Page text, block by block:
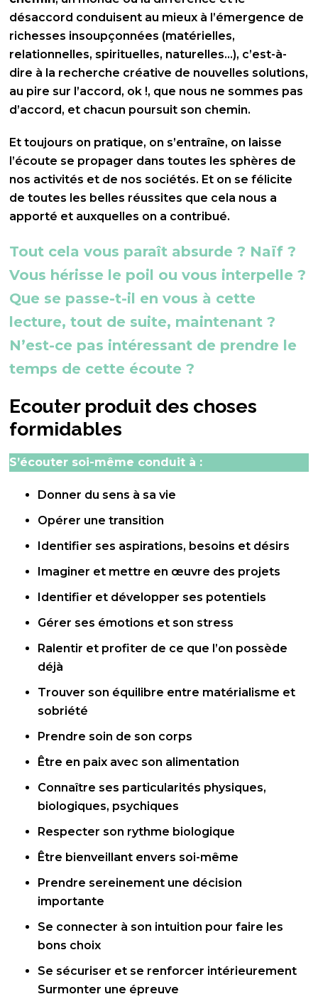
désaccord conduisent au mieux à l’émergence de
richesses insoupçonnées (matérielles,
relationnelles, spirituelles, naturelles…), c’est-à-
dire à la recherche créative de nouvelles solutions,
au pire sur l’accord, ok !, que nous ne sommes pas
d’accord, et chacun poursuit son chemin.
Et toujours on pratique, on s’entraîne, on laisse
l’écoute se propager dans toutes les sphères de
nos activités et de nos sociétés. Et on se félicite
de toutes les belles réussites que cela nous a
apporté et auxquelles on a contribué.
Tout cela vous paraît absurde ? Naïf ?
Vous hérisse le poil ou vous interpelle ?
Que se passe-t-il en vous à cette
lecture, tout de suite, maintenant ?
N’est-ce pas intéressant de prendre le
temps de cette écoute ?
Ecouter produit des choses
formidables
S’écouter soi-même conduit à :
Donner du sens à sa vie
Opérer une transition
Identifier ses aspirations, besoins et désirs
Imaginer et mettre en œuvre des projets
Identifier et développer ses potentiels
Gérer ses émotions et son stress
Ralentir et profiter de ce que l’on possède
déjà
Trouver son équilibre entre matérialisme et
sobriété
Prendre soin de son corps
Être en paix avec son alimentation
Connaître ses particularités physiques,
biologiques, psychiques
Respecter son rythme biologique
Être bienveillant envers soi-même
Prendre sereinement une décision
importante
Se connecter à son intuition pour faire les
bons choix
Se sécuriser et se renforcer intérieurement
Surmonter une épreuve